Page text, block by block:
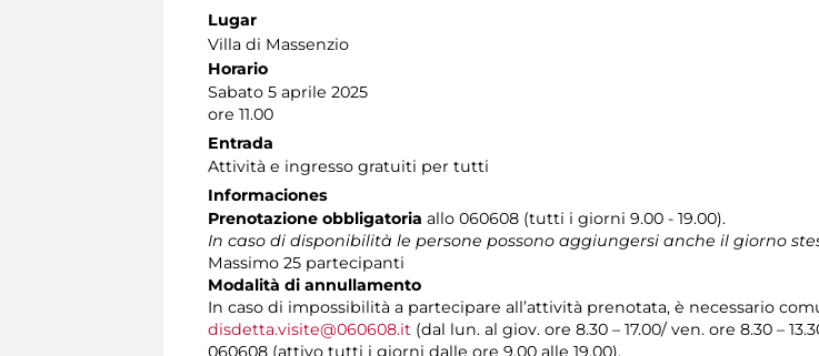
Lugar
Villa di Massenzio
Horario
Sabato 5 aprile 2025
ore 11.00
Entrada
Attività e ingresso gratuiti per tutti
Informaciones
Prenotazione obbligatoria allo 060608 (tutti i giorni 9.00 - 19.00).
In caso di disponibilità le persone possono aggiungersi anche il giorno
Massimo 25 partecipanti
Modalità di annullamento
In caso di impossibilità a partecipare all’attività prenotata, è necessario
disdetta.visite@060608.it (dal lun. al giov. ore 8.30 – 17.00/ ven. ore 8.30 –
060608 (attivo tutti i giorni dalle ore 9.00 alle 19.00).